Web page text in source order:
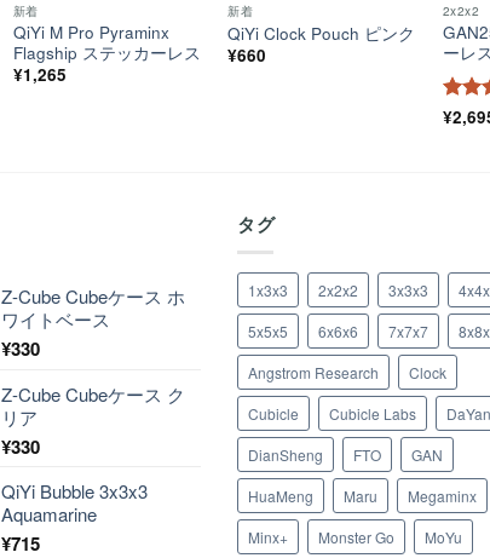
新着
QiYi M Pro Pyraminx
Flagship ステッカーレス
¥1,265
新着
QiYi Clock Pouch ピンク
¥660
2x2x2
ーレス
5段階
¥
Z-Cube Cubeケース ホ
ワイトベース
¥330
Z-Cube Cubeケース ク
リア
¥330
QiYi Bubble 3x3x3
Aquamarine
¥715
タグ
1x3x3 2x2x2 3x3x3
5x5x5
6x6x6 7x7x7
Angstrom Research
Clock
Cubicle
Cubicle Labs
DaYan
DianSheng
FTO
GAN
HuaMeng
Maru
Megaminx
Minx+
Monster Go
MoYu